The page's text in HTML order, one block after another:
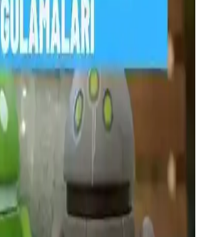
Geri Vermek İçin Etkili
ulaşmak için SIM kart kontrolü, Siri ve
Wi-Fi bağlantısı ve Apple Store ya da
yöntemler detaylıca ele alınmaktadır.
IMEI Atma İşlemi ve
atma işlemi teknik ve yasal açıdan riskli
sonuçlar açısından dikkat edilmelidir.
Olup Olmadığını Anlama
Kontrolü Süreçleri